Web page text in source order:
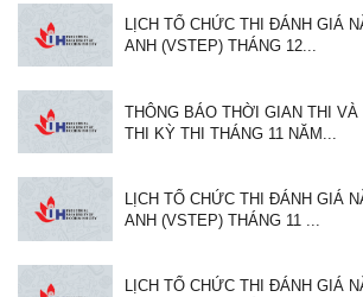
LỊCH TỔ CHỨC THI ĐÁNH GIÁ
ANH (VSTEP) THÁNG 12...
THÔNG BÁO THỜI GIAN THI
THI KỲ THI THÁNG 11 NĂM...
LỊCH TỔ CHỨC THI ĐÁNH GIÁ
ANH (VSTEP) THÁNG 11 ...
LỊCH TỔ CHỨC THI ĐÁNH GIÁ